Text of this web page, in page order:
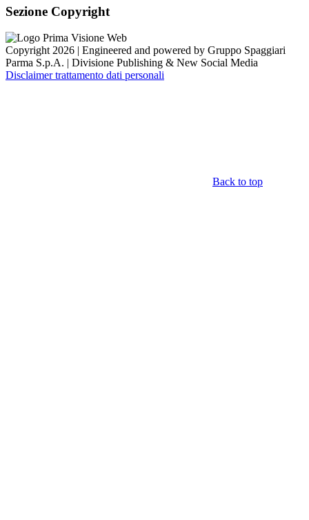
Sezione Copyright
Copyright 2026 | Engineered and powered by Gruppo Spaggiari
Parma S.p.A. | Divisione Publishing & New Social Media
Disclaimer trattamento dati personali
Back to top